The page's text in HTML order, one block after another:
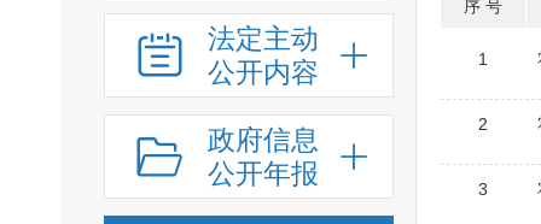
法定主动
公开内容
政府信息
公开年报
序 号
1
2
3